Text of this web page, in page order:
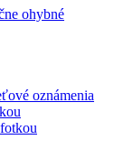
ohybné
oznámenia